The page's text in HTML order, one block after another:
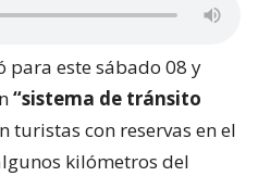
para este sábado 08 y
“sistema de tránsito
turistas con reservas en el
kilómetros del